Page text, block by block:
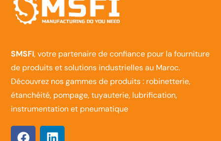
SMSFI, votre partenaire de confiance pour la fourniture
de produits et solutions industrielles au Maroc.
Découvrez nos gammes de produits : robinetterie,
étanchéité, pompage, tuyauterie, lubrification,
instrumentation et pneumatique